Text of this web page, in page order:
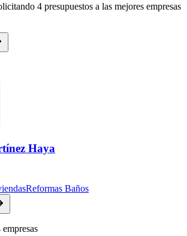
4 presupuestos a las mejores empresas
Haya
Reformas Baños
empresas